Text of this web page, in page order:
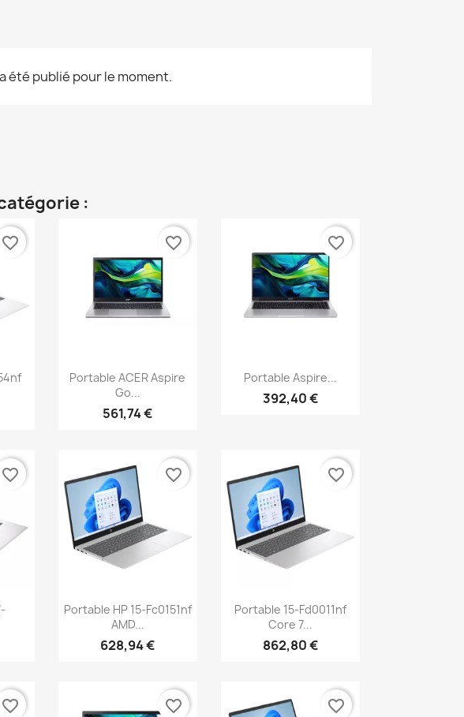
été publié pour le moment.
:
favorite_border
Aperçu rapide
Portable ACER Aspire
Go...
561,74 €
favorite_border
Aperçu rapide
Portable Aspire...
392,40 €
favorite_border
favorite_border
Aperçu rapide
Portable HP 15-Fc0151nf
AMD...
628,94 €
favorite_border
Aperçu rapide
Portable 15-Fd0011nf
Core 7...
862,80 €
favorite_border
favorite_border favorite_border favorite_border